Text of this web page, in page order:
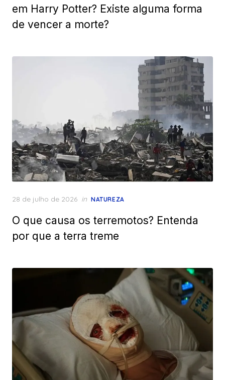
em Harry Potter? Existe alguma forma
de vencer a morte?
Posted
28 de julho de 2026 in NATUREZA
O que causa os terremotos? Entenda
por que a terra treme